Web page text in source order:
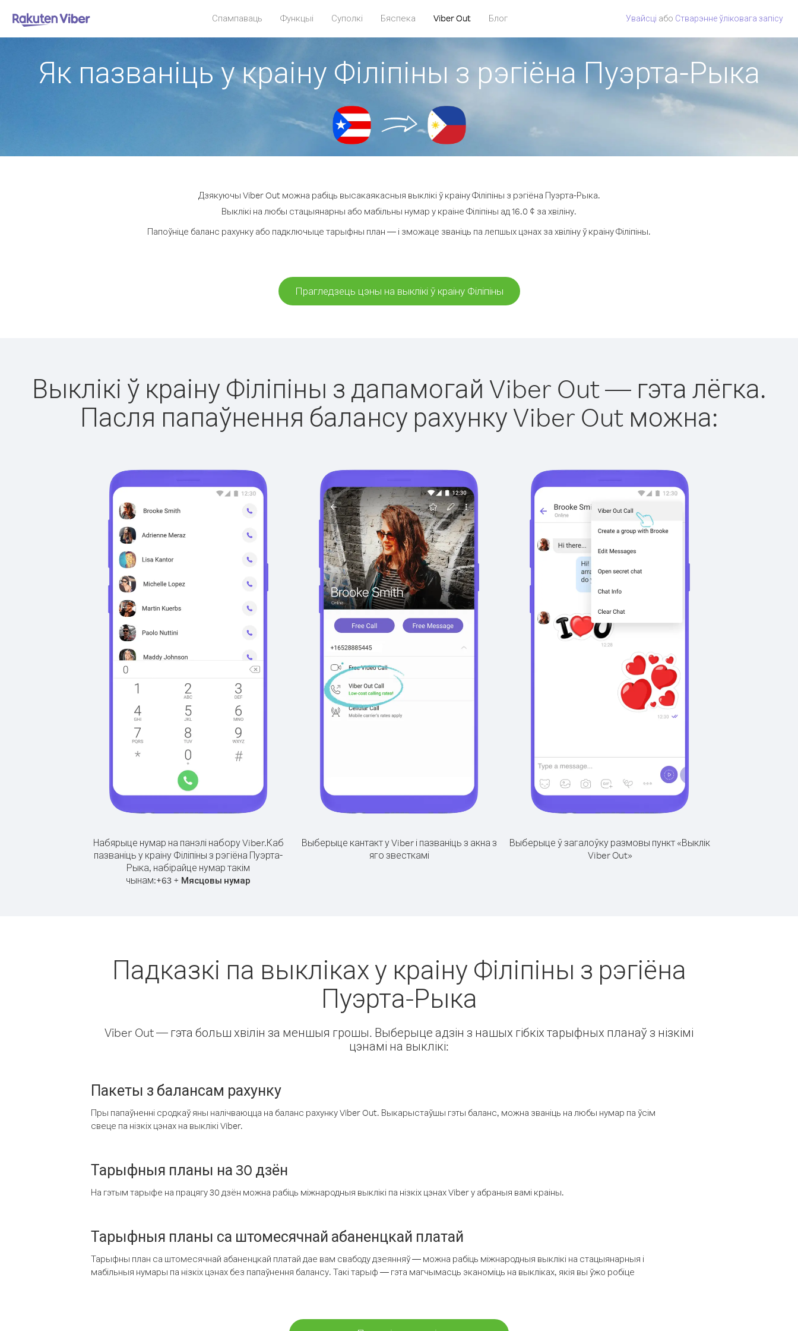
Спампаваць Функцыі Суполкі Бяспека Viber Out Блог Увайсці або Стварэнне ўліковага запісу
Як пазваніць у краіну Філіпіны з рэгіёна Пуэрта-Рыка
Дзякуючы Viber Out можна рабіць высакаякасныя выклікі ў краіну Філіпіны з рэгіёна Пуэрта-Рыка.
Выклікі на любы стацыянарны або мабільны нумар у краіне Філіпіны ад 16.0 ¢ за хвіліну.
Папоўніце баланс рахунку або падключыце тарыфны план — і зможаце званіць па лепшых цэнах за хвіліну ў краіну Філіпіны.
Прагледзець цэны на выклікі ў краіну Філіпіны
Выклікі ў краіну Філіпіны з дапамогай Viber Out — гэта лёгка.
Пасля папаўнення балансу рахунку Viber Out можна:
Набярыце нумар на панэлі набору Viber.Каб
пазваніць у краіну Філіпіны з рэгіёна Пуэрта-
Рыка, набірайце нумар такім
чынам:+63 + Мясцовы нумар
Выберыце кантакт у Viber і пазваніць з акна з
яго звесткамі
Выберыце ў загалоўку размовы пункт «Выклік
Viber Out»
Падказкі па выкліках у краіну Філіпіны з рэгіёна
Пуэрта-Рыка
Viber Out — гэта больш хвілін за меншыя грошы. Выберыце адзін з нашых гібкіх тарыфных планаў з нізкімі
цэнамі на выклікі:
Пакеты з балансам рахунку
Пры папаўненні сродкаў яны налічваюцца на баланс рахунку Viber Out. Выкарыстаўшы гэты баланс, можна званіць на любы нумар па ўсім
свеце па нізкіх цэнах на выклікі Viber.
Тарыфныя планы на 30 дзён
На гэтым тарыфе на працягу 30 дзён можна рабіць міжнародныя выклікі па нізкіх цэнах Viber у абраныя вамі краіны.
Тарыфныя планы са штомесячнай абаненцкай платай
Тарыфны план са штомесячнай абаненцкай платай дае вам свабоду дзеянняў — можна рабіць міжнародныя выклікі на стацыянарныя і
мабільныя нумары па нізкіх цэнах без папаўнення балансу. Такі тарыф — гэта магчымасць эканоміць на выкліках, якія вы ўжо робіце